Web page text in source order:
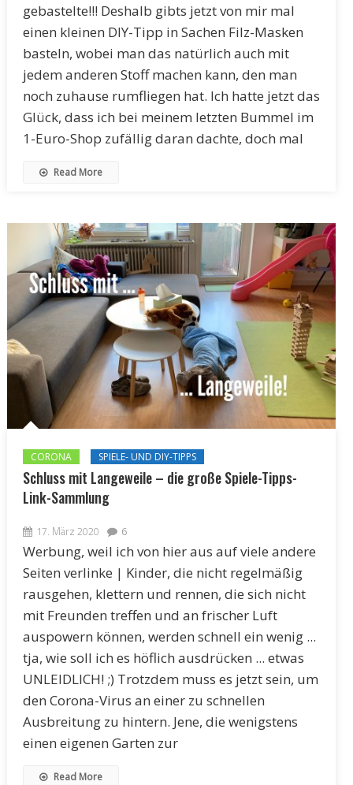
gebastelte!!! Deshalb gibts jetzt von mir mal
einen kleinen DIY-Tipp in Sachen Filz-Masken
basteln, wobei man das natürlich auch mit
jedem anderen Stoff machen kann, den man
noch zuhause rumfliegen hat. Ich hatte jetzt das
Glück, dass ich bei meinem letzten Bummel im
1-Euro-Shop zufällig daran dachte, doch mal
Read More
CORONA SPIELE- UND DIY-TIPPS
Schluss mit Langeweile – die große Spiele-Tipps-
Link-Sammlung
17. März 2020 6
Werbung, weil ich von hier aus auf viele andere
Seiten verlinke | Kinder, die nicht regelmäßig
rausgehen, klettern und rennen, die sich nicht
mit Freunden treffen und an frischer Luft
auspowern können, werden schnell ein wenig ...
tja, wie soll ich es höflich ausdrücken ... etwas
UNLEIDLICH! ;) Trotzdem muss es jetzt sein, um
den Corona-Virus an einer zu schnellen
Ausbreitung zu hintern. Jene, die wenigstens
einen eigenen Garten zur
Read More